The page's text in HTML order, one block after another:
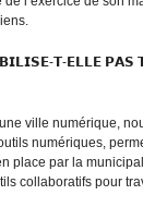
𝗧-𝗘𝗟𝗟𝗘
ville numérique,
numériques,
place par la
collaboratifs pour